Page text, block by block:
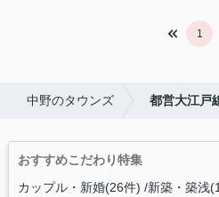
1
中野のタウンズ 都営大江戸
おすすめこだわり特集
カップル・新婚(26件) 新築・築浅